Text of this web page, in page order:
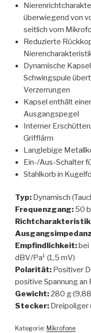
überwiegend von
seitlich vom
Reduzierte
Dynamische
Schwingspule
Verzerrungen
Kapsel enthält
Ausgangspegel
Interner
Grifflärm
Langlebige
Ein-/Aus-Schalter
Stahlkorb in
Typ: Dynamisch
Frequenzgang: 50
Empfindlichkeit:bei
dBV/Pa¹ (1,5 mV)
Polarität: Positiver
positive Spannung an
Gewicht: 280 g
Stecker: Dreipoliger
Kategorie: Mikrofone